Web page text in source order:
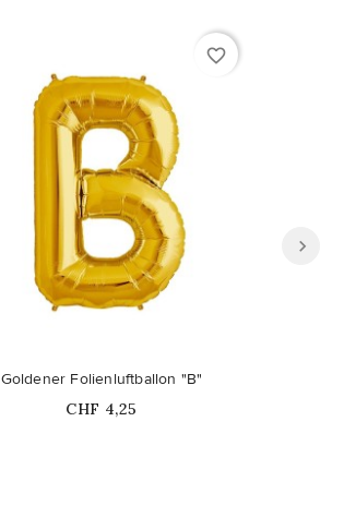
favorite_border
Goldener Folienluftballon "B"
Price
CHF 4,25